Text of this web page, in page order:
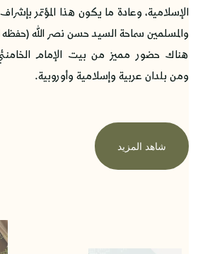
الإسلامية، وعادة ما يكون هذا المؤتمر
والمسلمين سماحة السيد حسن نصر الله (حفظه
هناك حضور مميز من بيت الإمام
ومن بلدان عربية وإسلامية وأوروبية.
شاهد المزيد